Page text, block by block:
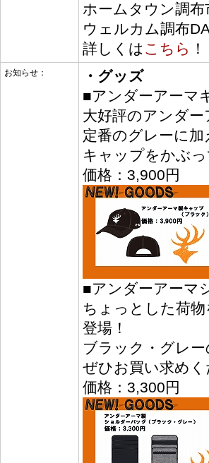
ホームタウン調
ウェルカム調布
詳しくは こちら ！
お知らせ：
・グッズ
■アンダーアーマ
大好評のアンダ
定番のグレーに
キャップをかぶ
価格：3,900円
■アンダーアーマ
ちょっとした荷
登場！
ブラック・グレ
ぜひお買い求めく
価格：3,300円